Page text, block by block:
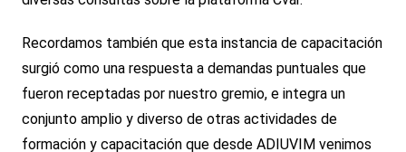
Recordamos también que esta instancia de capacitación
surgió como una respuesta a demandas puntuales que
fueron receptadas por nuestro gremio, e integra un
conjunto amplio y diverso de otras actividades de
formación y capacitación que desde ADIUVIM venimos